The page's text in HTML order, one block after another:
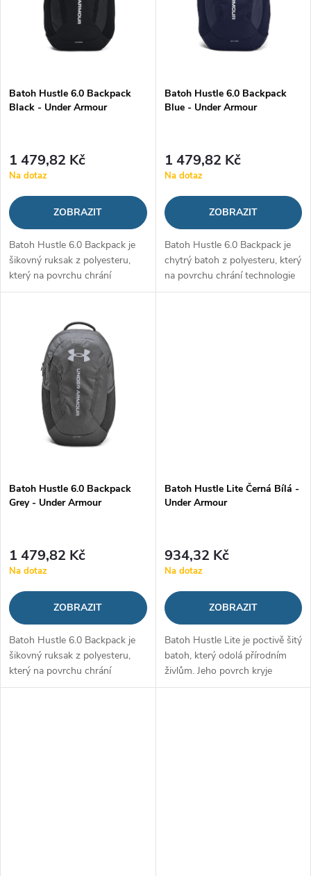
r
d
u
k
t
p
r
o
d
u
k
t
Batoh Hustle 6.0 Backpack
Black - Under Armour
1 479,82 Kč
Na dotaz
ZOBRAZIT
Batoh Hustle 6.0 Backpack je
šikovný ruksak z polyesteru,
který na povrchu chrání
technologie UA Storm. Díky ní
chránit vaše věci před výstřelky
Batoh Hustle 6.0 Backpack
Blue - Under Armour
1 479,82 Kč
Na dotaz
ZOBRAZIT
Batoh Hustle 6.0 Backpack je
chytrý batoh z polyesteru, který
na povrchu chrání technologie
UA Storm. Díky ní dokáže
Batoh Hustle 6.0 Backpack
Grey - Under Armour
1 479,82 Kč
Na dotaz
ZOBRAZIT
Batoh Hustle 6.0 Backpack je
šikovný ruksak z polyesteru,
který na povrchu chrání
technologie UA Storm. Díky ní
Batoh Hustle Lite Černá Bílá -
Under Armour
934,32 Kč
Na dotaz
ZOBRAZIT
Batoh Hustle Lite je poctivě šitý
batoh, který odolá přírodním
živlům. Jeho povrch kryje
technologie UA Storm, která